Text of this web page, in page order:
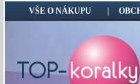
VŠE O NÁKUPU